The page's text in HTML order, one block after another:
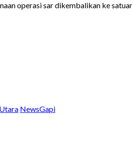
operasi sar dikembalikan ke
NewsGapi